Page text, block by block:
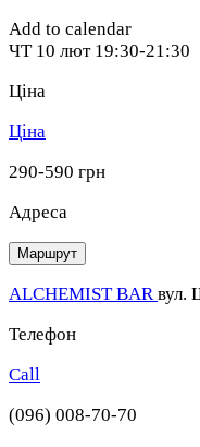
Add to calendar
ЧТ 10 лют 19:30-21:30
Ціна
Ціна
290-590 грн
Адреса
Маршрут
ALCHEMIST BAR вул.
Телефон
Call
(096) 008-70-70